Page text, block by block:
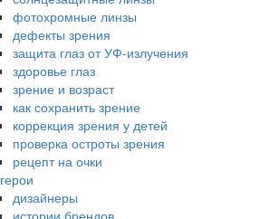
фотохромные линзы
дефекты зрения
защита глаз от УФ-излучения
здоровье глаз
зрение и возраст
как сохранить зрение
коррекция зрения у детей
проверка остроты зрения
рецепт на очки
дизайнеры